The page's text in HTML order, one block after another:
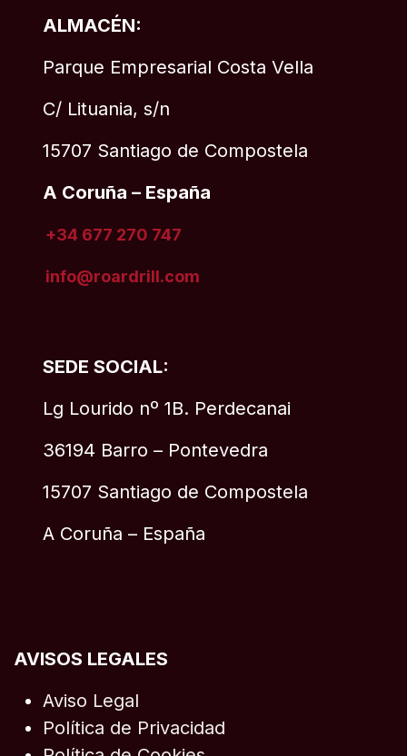
SEDE SOCIAL:
Lg Lourido nº 1B. Perdecanai
36194 Barro – Pontevedra
15707 Santiago de Compostela
A Coruña – España
ALMACÉN:
Parque Empresarial Costa Vella
C/ Lituania, s/n
15707 Santiago de Compostela
A Coruña – España
+34 677 270 747
info@roardrill.com
AVISOS LEGALES
Aviso Legal
Política de Privacidad